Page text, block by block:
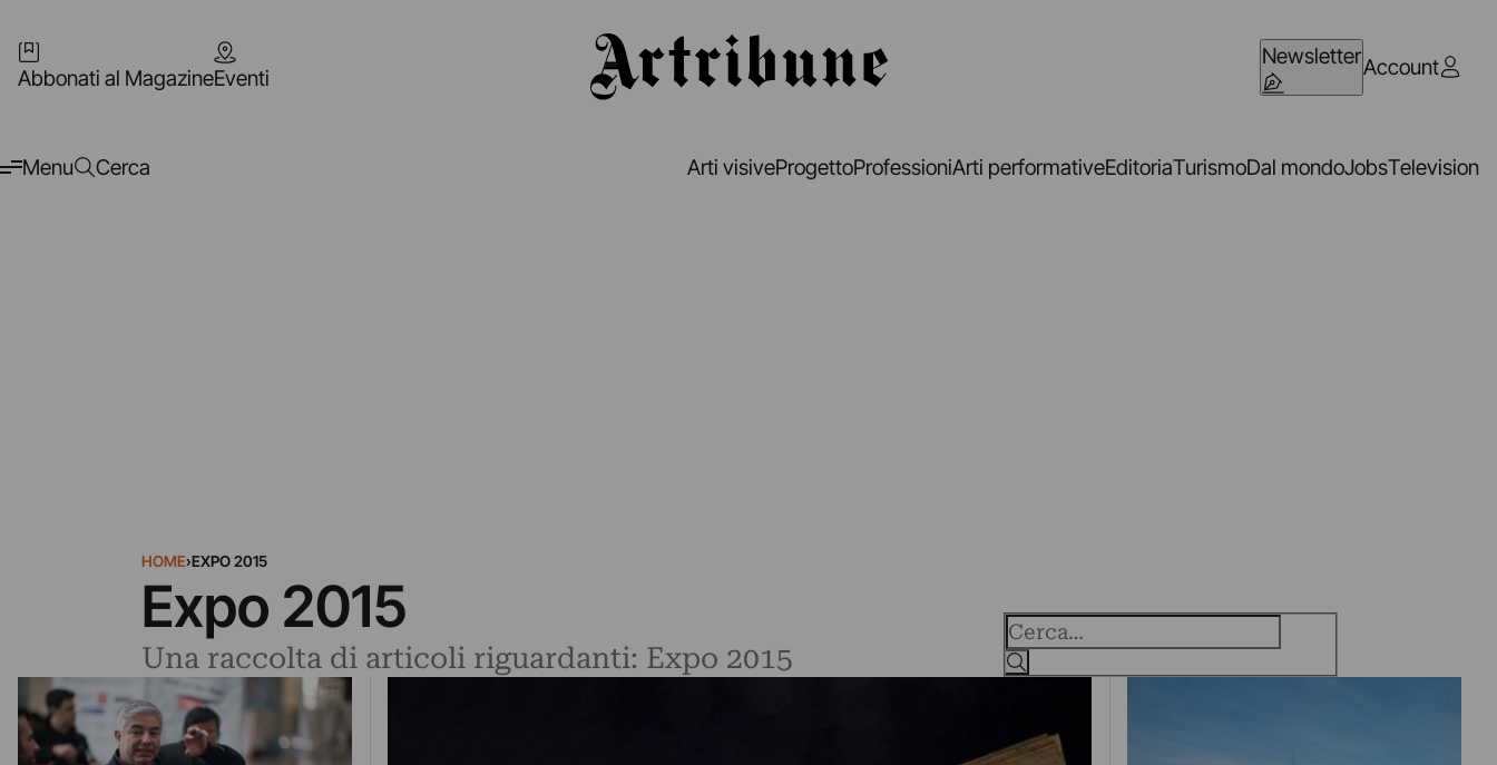
Abbonati al MagazineEventi
NewsletterAccount
Menu Cerca Arti visiveProgettoProfessioniArti performativeEditoriaTurismoDal mondoJobsTelevision
HOME›EXPO 2015
Expo 2015
Una raccolta di articoli riguardanti: Expo 2015